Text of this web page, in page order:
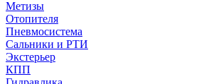
Метизы
Отопителя
Пневмосистема
Сальники и РТИ
Экстерьер
КПП